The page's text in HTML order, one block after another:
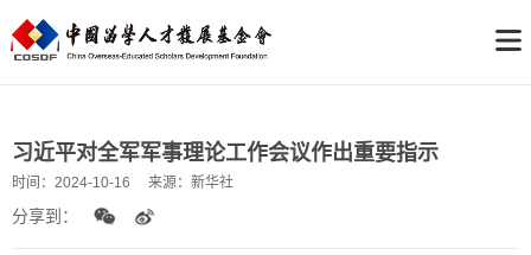
习近平对全军军事理论工作会议作出重要指示
时间： 2024-10-16 来源： 新华社
分享到：